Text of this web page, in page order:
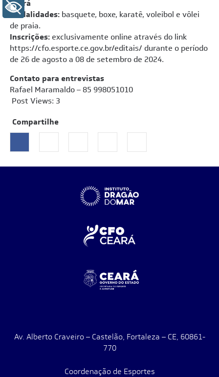
Ceará
Modalidades: basquete, boxe, karatê, voleibol e vôlei
de praia.
Inscrições: exclusivamente online através do link
https://cfo.esporte.ce.gov.br/editais/ durante o período
de 26 de agosto a 08 de setembro de 2024.
Contato para entrevistas
Rafael Maramaldo – 85 998051010
Post Views: 3
Compartilhe
Av. Alberto Craveiro – Castelão, Fortaleza – CE, 60861-
770
Coordenação de Esportes